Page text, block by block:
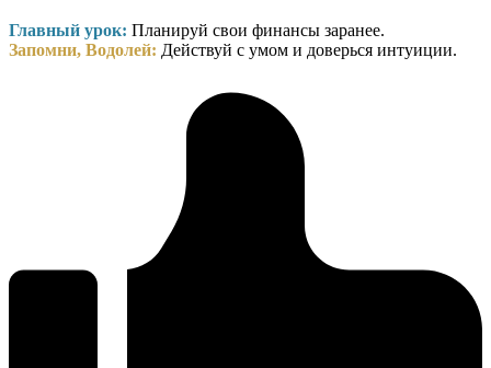
Главный урок: Планируй свои финансы заранее.
Запомни, Водолей: Действуй с умом и доверься интуиции.